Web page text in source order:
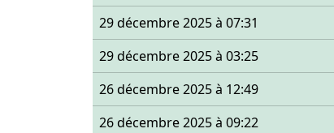
29 décembre 2025 à 07:31
29 décembre 2025 à 03:25
26 décembre 2025 à 12:49
26 décembre 2025 à 09:22